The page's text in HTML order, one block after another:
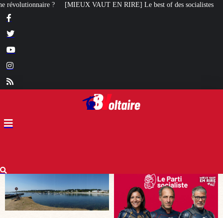
EN RIRE] Le best of des socialistes Tiersen, Sagazan, Gardin,